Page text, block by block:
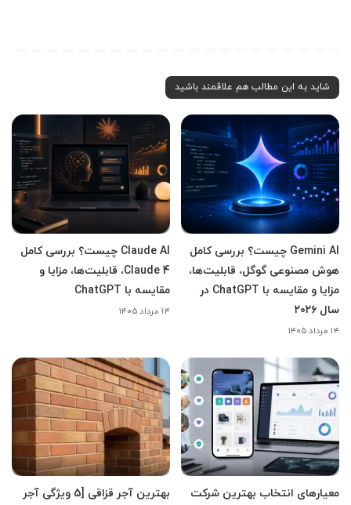
شاید به این مطالب هم علاقمند باشید
Gemini AI چیست؟ بررسی کامل
هوش مصنوعی گوگل، قابلیت‌ها،
مزایا و مقایسه با ChatGPT در
سال ۲۰۲۶
۱۴ مرداد ۱۴۰۵
Claude AI چیست؟ بررسی کامل
Claude 4، قابلیت‌ها، مزایا و
مقایسه با ChatGPT
۱۴ مرداد ۱۴۰۵
معیارهای انتخاب بهترین شرکت
بهترین آجر قزاقی [5 ویژگی آجر